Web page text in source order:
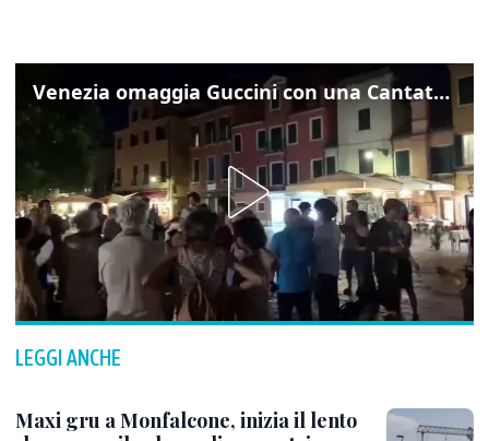
Venezia omaggia Guccini con una Cantata Anarchica in campo Santa Margherita
LEGGI ANCHE
Maxi gru a Monfalcone, inizia il lento